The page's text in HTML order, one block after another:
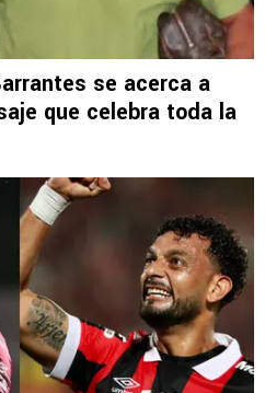
se acerca a
que celebra toda la